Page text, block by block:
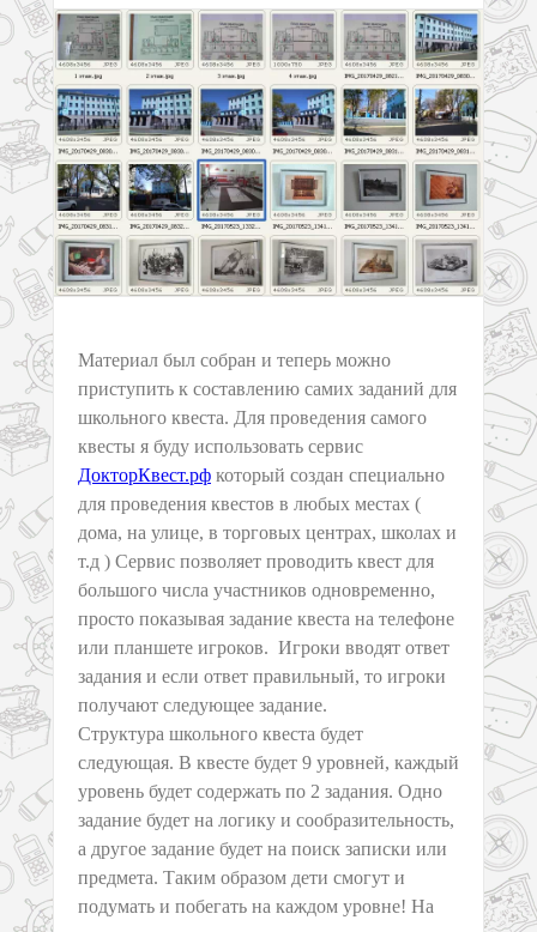
Материал был собран и теперь можно
приступить к составлению самих заданий для
школьного квеста. Для проведения самого
квесты я буду использовать сервис
ДокторКвест.рф который создан специально
для проведения квестов в любых местах (
дома, на улице, в торговых центрах, школах и
т.д ) Сервис позволяет проводить квест для
большого числа участников одновременно,
просто показывая задание квеста на телефоне
или планшете игроков. Игроки вводят ответ
задания и если ответ правильный, то игроки
получают следующее задание.
Структура школьного квеста будет
следующая. В квесте будет 9 уровней, каждый
уровень будет содержать по 2 задания. Одно
задание будет на логику и сообразительность,
а другое задание будет на поиск записки или
предмета. Таким образом дети смогут и
подумать и побегать на каждом уровне! На